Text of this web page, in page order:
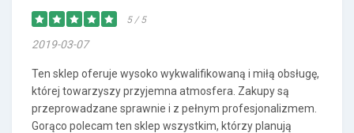
5 / 5
2019-03-07
Ten sklep oferuje wysoko wykwalifikowaną i miłą obsługę,
której towarzyszy przyjemna atmosfera. Zakupy są
przeprowadzane sprawnie i z pełnym profesjonalizmem.
Gorąco polecam ten sklep wszystkim, którzy planują